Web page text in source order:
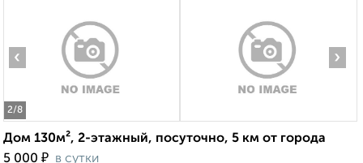
2/8
‹ ›
Дом 130м², 2-этажный, посуточно, 5 км от города
5 000 ₽ в сутки